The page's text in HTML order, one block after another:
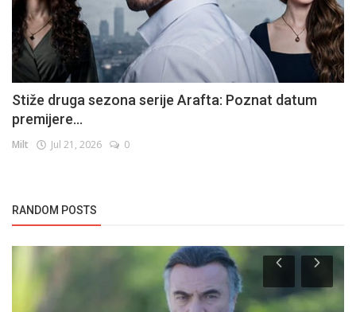
Stiže druga sezona serije Arafta: Poznat datum
premijere...
Milt Jul 21, 2026 0
RANDOM POSTS